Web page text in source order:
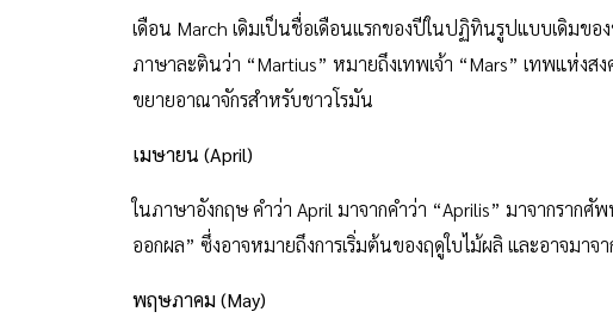
มีนาคม (March)
เดือน March เดิมเป็นชื่อเดือนแรกของปีในปฏิทินรูปแบบเดิมข
ขยายอาณาจักรสำหรับชาวโรมัน
เมษายน (April)
ในภาษาอังกฤษ คำว่า April มาจากคำว่า “Aprilis” มาจากราก
ออกผล” ซึ่งอาจหมายถึงการเริ่มต้นของฤดูใบไม้ผลิ และอาจมาจ